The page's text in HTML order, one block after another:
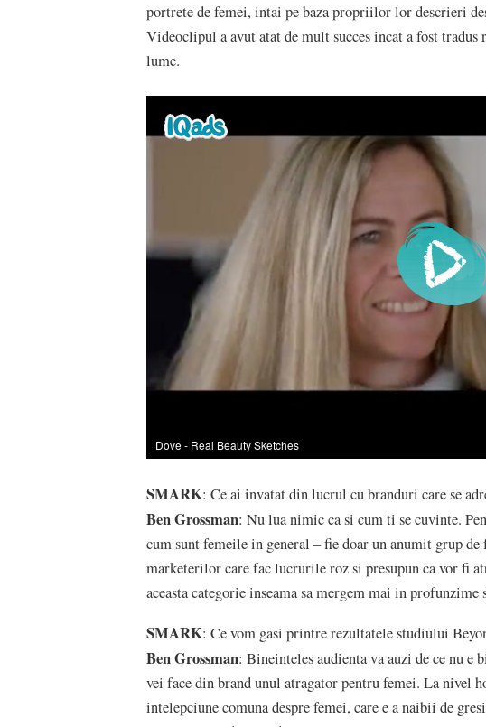
portrete de femei, intai pe baza propriilor lor descrieri
Videoclipul a avut atat de mult succes incat a fost
lume.
Dove - Real Beauty Sketches
SMARK: Ce ai invatat din lucrul cu branduri care se
Ben Grossman: Nu lua nimic ca si cum ti se cuvinte.
cum sunt femeile in general – fie doar un anumit grup de
marketerilor care fac lucrurile roz si presupun ca vor fi
aceasta categorie inseama sa mergem mai in
SMARK: Ce vom gasi printre rezultatele studiului
Ben Grossman: Bineinteles audienta va auzi de ce nu e
vei face din brand unul atragator pentru femei. La nivel
intelepciune comuna despre femei, care e a naibii de